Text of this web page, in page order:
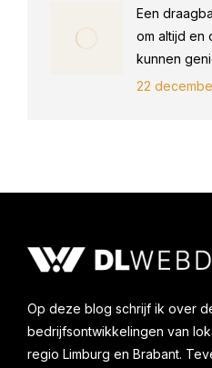
Een
om altijd en
kunnen
22
Op deze blog schrijf ik over
bedrijfsontwikkelingen van
regio Limburg en Brabant.